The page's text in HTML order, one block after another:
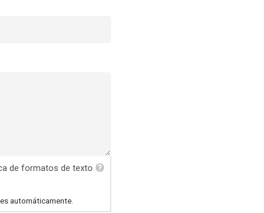
de formatos de texto
automáticamente.